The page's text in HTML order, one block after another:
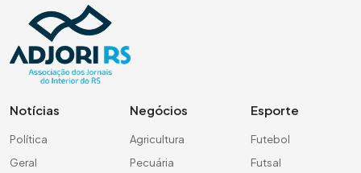
Notícias
Política
Geral
Negócios
Agricultura
Pecuária
Esporte
Futebol
Futsal